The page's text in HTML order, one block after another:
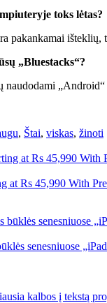
toks lėtas?
pakankamai
„Bluestacks“?
naudodami
, Štai, viskas, žinoti
at Rs 45,990 With
senesniuose
kalbos į tekstą